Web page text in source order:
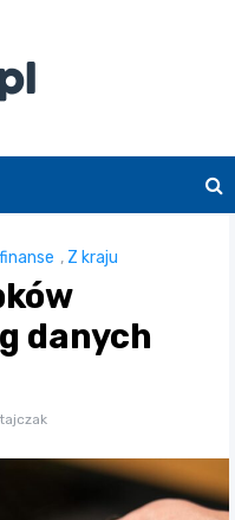
, Z kraju
danych